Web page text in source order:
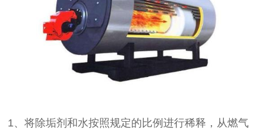
1、将除垢剂和水按照规定的比例进行稀释，从燃气